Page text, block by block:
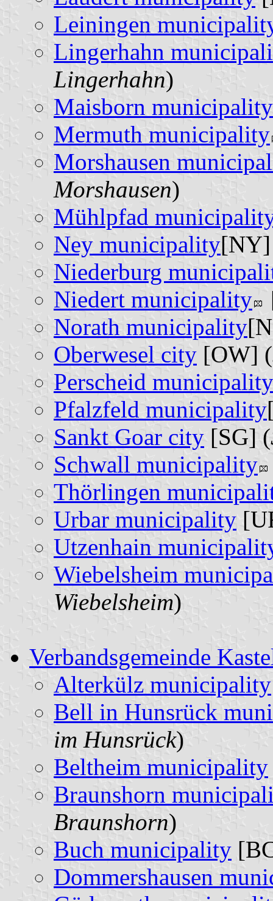
Leiningen
Lingerhahn
Lingerhahn)
Maisborn municipality
Mermuth municipality
Morshausen
Morshausen)
Mühlpfad
Ney municipality
Niederburg
Niedert municipality
Norath municipality
Oberwesel city [OW] (
Perscheid municipality
Pfalzfeld municipality
Sankt Goar city [SG] (
Schwall municipality
Thörlingen
Urbar municipality
Utzenhain
Wiebelsheim
Wiebelsheim)
Verbandsgemeinde
Alterkülz municipality
Bell in Hunsrück
im Hunsrück)
Beltheim municipality
Braunshorn
Braunshorn)
Buch municipality
Dommershausen